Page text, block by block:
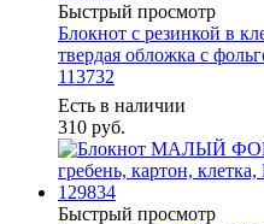
Быстрый просмотр
Блокнот с резинкой в
твердая обложка с
113732
Есть в наличии
310 руб.
Быстрый просмотр